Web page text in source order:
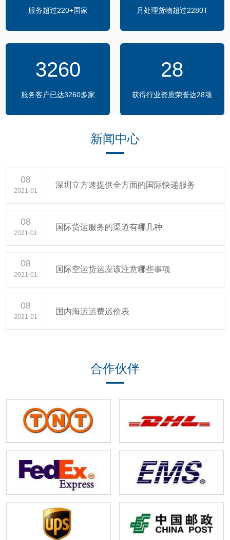
服务超过220+国家 月处理货物超过2280T
3260
服务客户已达3260多家
28
获得行业资质荣誉达28项
新闻中心
08
2021-01
深圳立方速提供全方面的国际快递服务
08
2021-01
国际货运服务的渠道有哪几种
08
2021-01
国际空运货运应该注意哪些事项
08
2021-01
国内海运运费运价表
合作伙伴